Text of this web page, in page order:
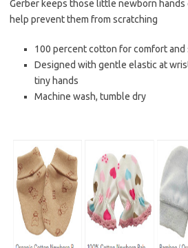
Gerber keeps those little newborn
help prevent them from scratching
100 percent cotton for comfort and
Designed with gentle elastic at
tiny hands
Machine wash, tumble dry